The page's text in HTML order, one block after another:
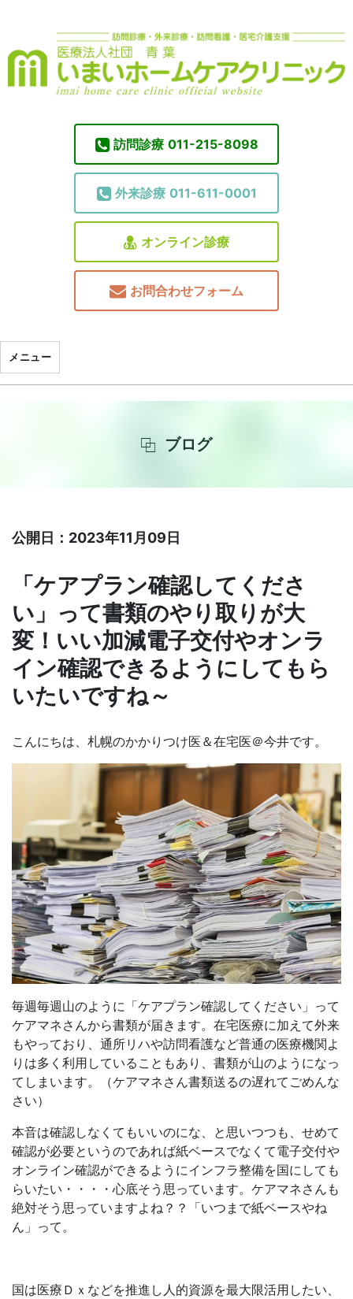
訪問診療 011-215-8098
外来診療 011-611-0001
オンライン診療
お問合わせフォーム
メニュー
ブログ
公開日：2023年11月09日
「ケアプラン確認してくださ
い」って書類のやり取りが大
変！いい加減電子交付やオンラ
イン確認できるようにしてもら
いたいですね～
こんにちは、札幌のかかりつけ医＆在宅医＠今井です。
毎週毎週山のように「ケアプラン確認してください」って
ケアマネさんから書類が届きます。在宅医療に加えて外来
もやっており、通所リハや訪問看護など普通の医療機関よ
りは多く利用していることもあり、書類が山のようになっ
てしまいます。（ケアマネさん書類送るの遅れてごめんな
さい）
本音は確認しなくてもいいのにな、と思いつつも、せめて
確認が必要というのであれば紙ベースでなくて電子交付や
オンライン確認ができるようにインフラ整備を国にしても
らいたい・・・・心底そう思っています。ケアマネさんも
絶対そう思っていますよね？？「いつまで紙ベースやね
ん」って。
国は医療Ｄｘなどを推進し人的資源を最大限活用したい、